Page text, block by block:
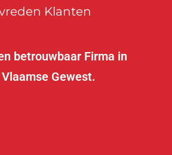
Klanten
betrouwbaar Firma in
Gewest.